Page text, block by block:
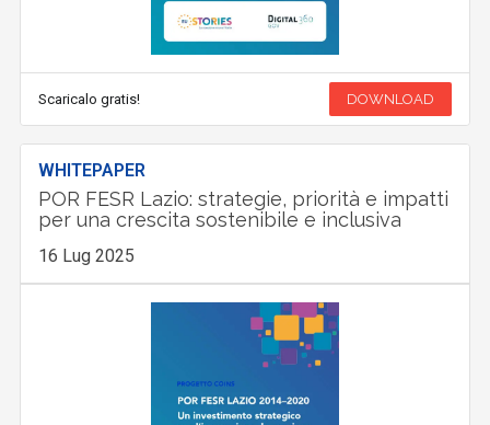
Scaricalo gratis! DOWNLOAD
WHITEPAPER
POR FESR Lazio: strategie, priorità e impatti
per una crescita sostenibile e inclusiva
16 Lug 2025